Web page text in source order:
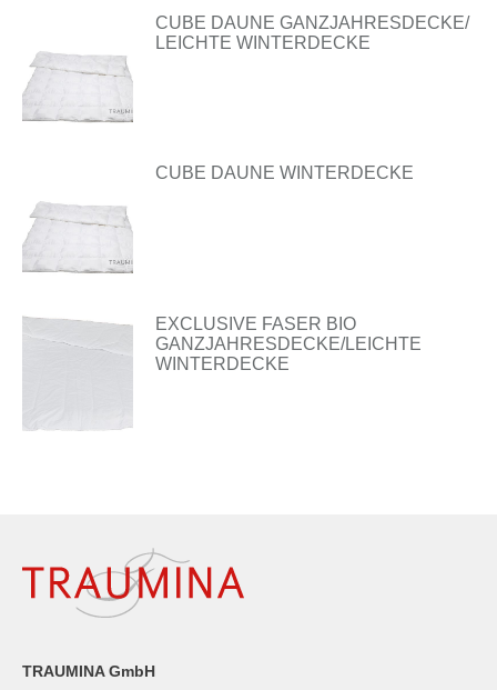
CUBE DAUNE GANZJAHRESDECKE/
LEICHTE WINTERDECKE
CUBE DAUNE WINTERDECKE
EXCLUSIVE FASER BIO
GANZJAHRESDECKE/LEICHTE
WINTERDECKE
TRAUMINA GmbH